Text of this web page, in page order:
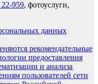
959, фотоуслуги,
данных
рекомендательные
предоставления
и анализа
пользователей сети